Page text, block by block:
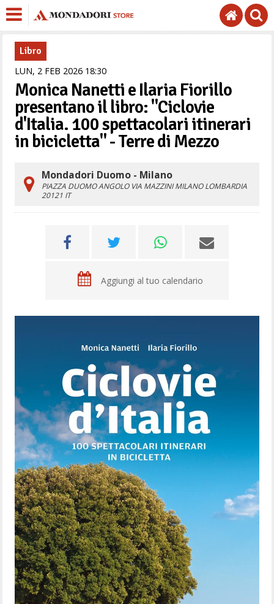
Libro
LUN, 2 FEB 2026 1830
Monica Nanetti e Ilaria Fiorillo
presentano il libro: "Ciclovie
d'Italia. 100 spettacolari itinerari
in bicicletta" - Terre di Mezzo
Mondadori Duomo - Milano
PIAZZA DUOMO ANGOLO VIA MAZZINIMILANO LOMBARDIA
20121 IT
Aggiungi al tuo calendario